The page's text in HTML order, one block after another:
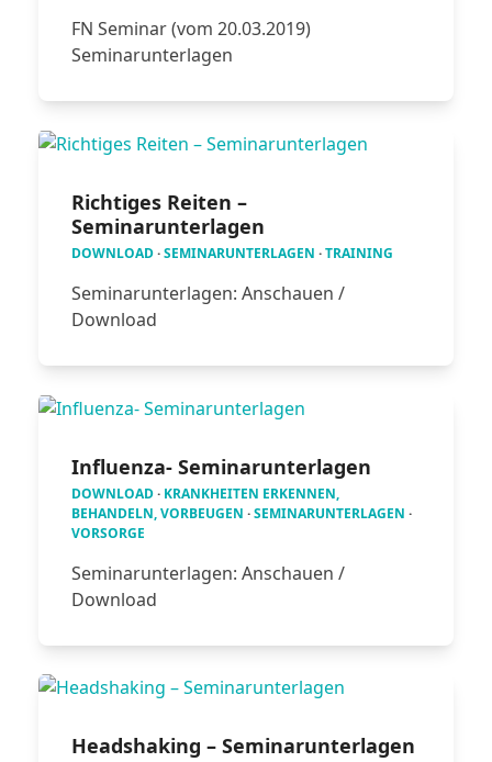
FN Seminar (vom 20.03.2019)
Seminarunterlagen
Richtiges Reiten –
Seminarunterlagen
DOWNLOAD·SEMINARUNTERLAGEN ·TRAINING
Seminarunterlagen: Anschauen /
Download
Influenza- Seminarunterlagen
DOWNLOAD· KRANKHEITEN ERKENNEN,
BEHANDELN, VORBEUGEN ·SEMINARUNTERLAGEN ·
VORSORGE
Seminarunterlagen: Anschauen /
Download
Headshaking – Seminarunterlagen